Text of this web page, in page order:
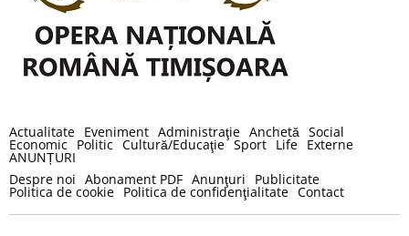
Actualitate Eveniment Administraţie Anchetă Social
Economic Politic Cultură/Educaţie Sport Life Externe
ANUNȚURI
Despre noi Abonament PDF Anunţuri Publicitate
Politica de cookie Politica de confidenţialitate Contact